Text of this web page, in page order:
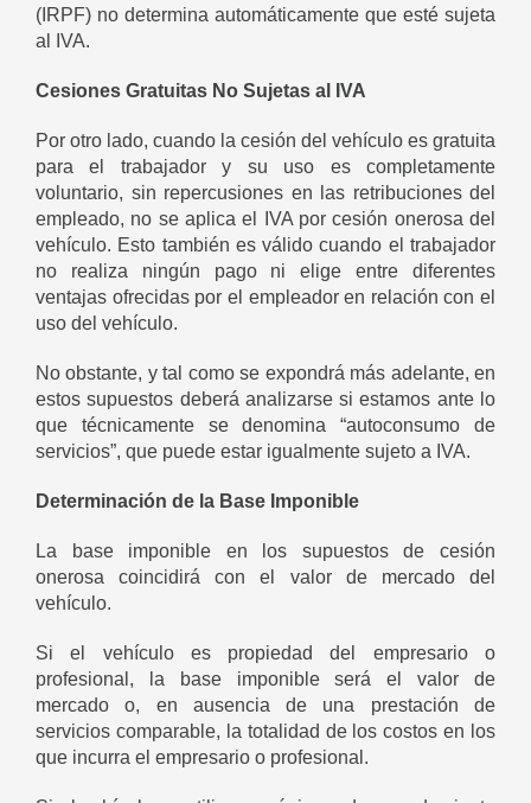
(IRPF) no determina automáticamente que esté sujeta
al IVA.
Cesiones Gratuitas No Sujetas al IVA
Por otro lado, cuando la cesión del vehículo es gratuita
para el trabajador y su uso es completamente
voluntario, sin repercusiones en las retribuciones del
empleado, no se aplica el IVA por cesión onerosa del
vehículo. Esto también es válido cuando el trabajador
no realiza ningún pago ni elige entre diferentes
ventajas ofrecidas por el empleador en relación con el
uso del vehículo.
No obstante, y tal como se expondrá más adelante, en
estos supuestos deberá analizarse si estamos ante lo
que técnicamente se denomina “autoconsumo de
servicios”, que puede estar igualmente sujeto a IVA.
Determinación de la Base Imponible
La base imponible en los supuestos de cesión
onerosa coincidirá con el valor de mercado del
vehículo.
Si el vehículo es propiedad del empresario o
profesional, la base imponible será el valor de
mercado o, en ausencia de una prestación de
servicios comparable, la totalidad de los costos en los
que incurra el empresario o profesional.